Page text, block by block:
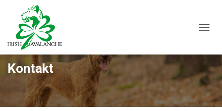
Kontakt